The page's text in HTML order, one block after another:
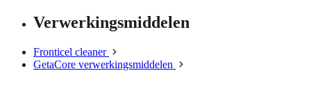
Verwerkingsmiddelen
Fronticel cleaner
GetaCore verwerkingsmiddelen